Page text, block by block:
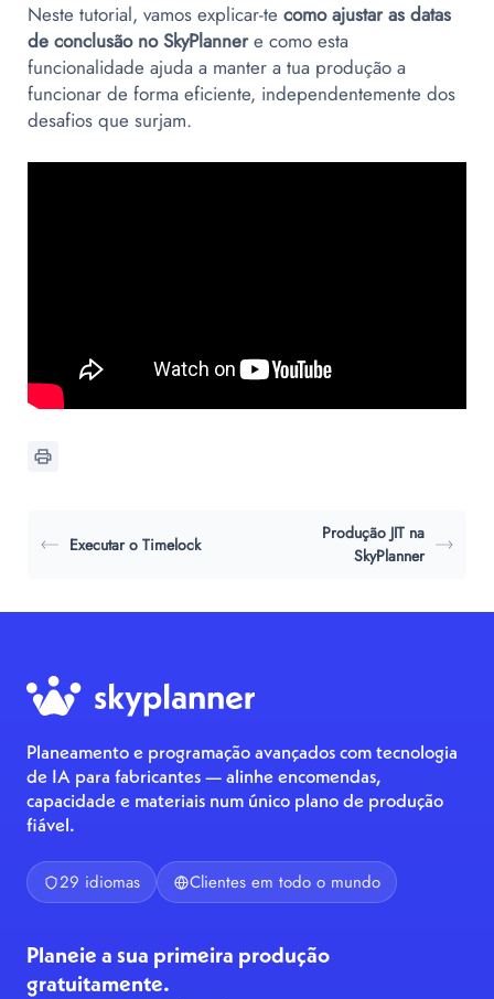
Neste tutorial, vamos explicar-te como ajustar as datas
de conclusão no SkyPlannere como esta
funcionalidade ajuda a manter a tua produção a
funcionar de forma eficiente, independentemente dos
desafios que surjam.
Executar o Timelock
Produção JIT na
SkyPlanner
Planeamento e programação avançados com tecnologia
de IA para fabricantes — alinhe encomendas,
capacidade e materiais num único plano de produção
fiável.
29 idiomas Clientes em todo o mundo
Planeie a sua primeira produção
gratuitamente.